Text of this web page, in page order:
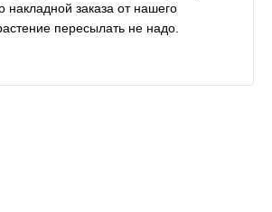
накладной заказа от нашего
пересылать не надо.